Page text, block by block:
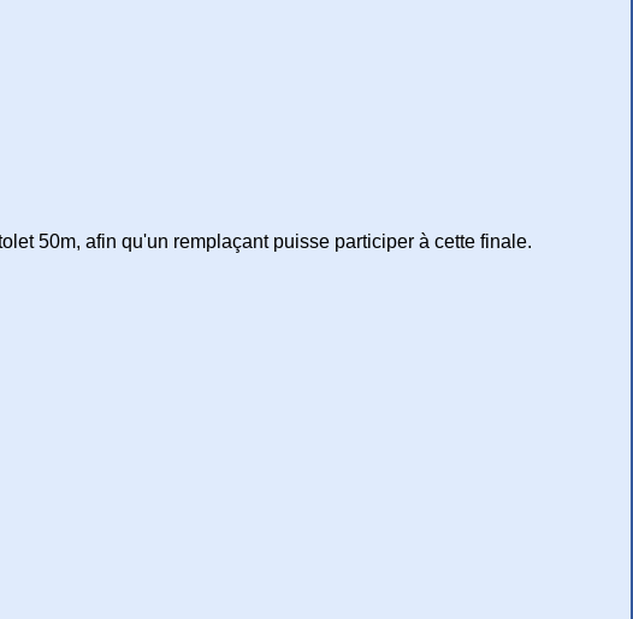
50m, afin qu'un remplaçant puisse participer à cette finale.